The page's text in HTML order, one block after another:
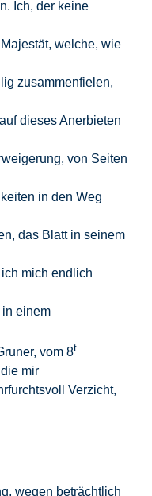
Ich, der keine
welche, wie
zusammenfielen,
dieses Anerbieten
von Seiten
in den Weg
das Blatt in seinem
mich endlich
einem
vom 8t
mir
Verzicht,
wegen beträchtlich